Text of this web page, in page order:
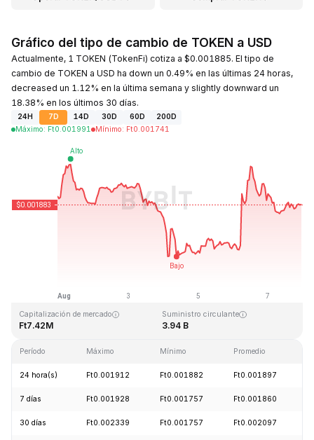
Gráfico del tipo de cambio de TOKEN a USD
Actualmente, 1 TOKEN (TokenFi) cotiza a $0.001885. El tipo de
cambio de TOKEN a USD ha down un 0.49% en las últimas 24 horas,
decreased un 1.12% en la última semana y slightly downward un
18.38% en los últimos 30 días.
24H 7D 14D 30D 60D
200D
Máximo: Ft0.001991 Mínimo: Ft0.001741
Última actualización: 2026-08-07, 22:59 GMT+0
Ft0.243269 Ft0.000050
Capitalización de mercado
Ft7.42M
Suministro circulante
3.94 B
Período Máximo Mínimo Promedio
24 hora(s) Ft0.001912 Ft0.001882 Ft0.001897
7 días Ft0.001928 Ft0.001757 Ft0.001860
30 días Ft0.002339 Ft0.001757 Ft0.002097